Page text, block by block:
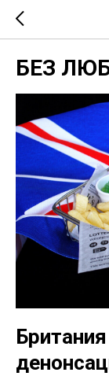
БЕЗ